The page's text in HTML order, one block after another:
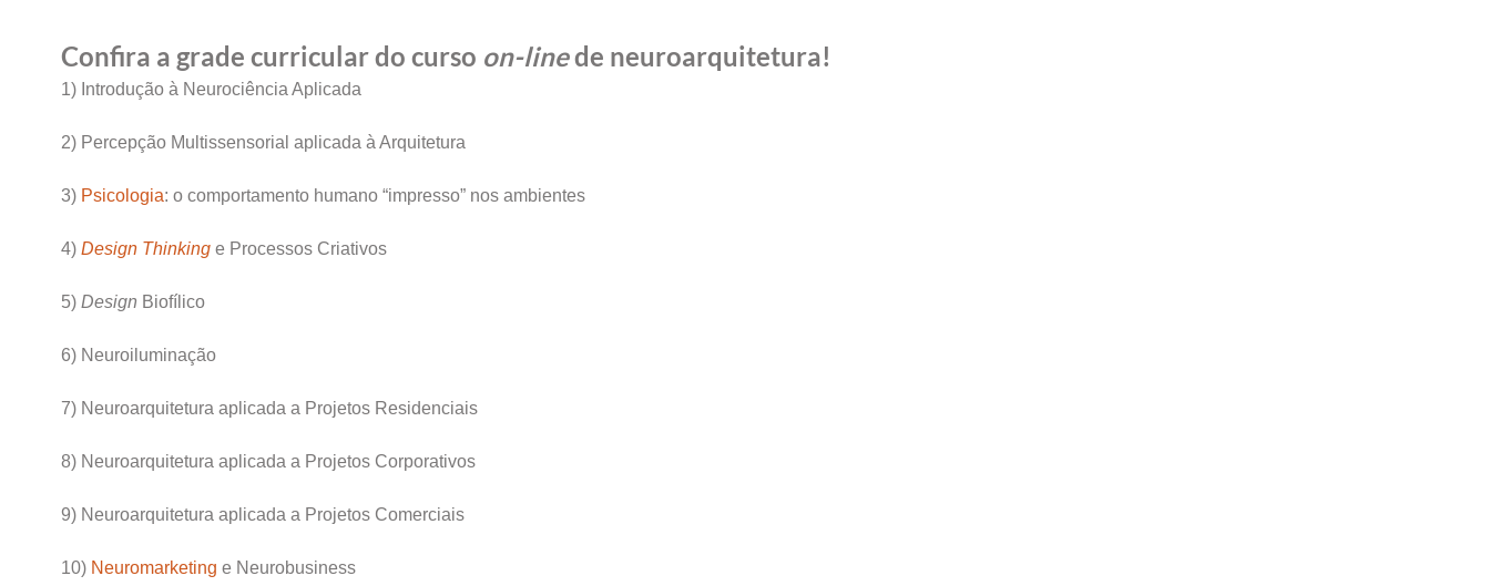
Confira a grade curricular do curso on-linede neuroarquitetura!
1) Introdução à Neurociência Aplicada
2) Percepção Multissensorial aplicada à Arquitetura
3) Psicologia: o comportamento humano “impresso” nos ambientes
4) Design Thinking e Processos Criativos
5) Design Biofílico
6) Neuroiluminação
7) Neuroarquitetura aplicada a Projetos Residenciais
8) Neuroarquitetura aplicada a Projetos Corporativos
9) Neuroarquitetura aplicada a Projetos Comerciais
10) Neuromarketing e Neurobusiness